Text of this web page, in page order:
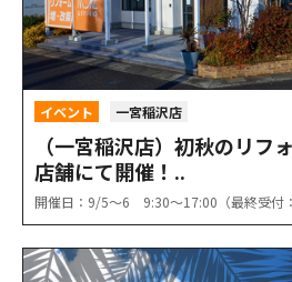
イベント 一宮稲沢店
（一宮稲沢店）初秋のリフ
店舗にて開催！..
開催日：9/5〜6 9:30〜17:00（最終受付